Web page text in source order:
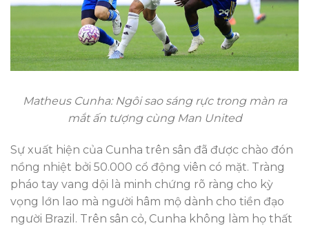
Matheus Cunha: Ngôi sao sáng rực trong màn ra
mắt ấn tượng cùng Man United
Sự xuất hiện của Cunha trên sân đã được chào đón
nồng nhiệt bởi 50.000 cổ động viên có mặt. Tràng
pháo tay vang dội là minh chứng rõ ràng cho kỳ
vọng lớn lao mà người hâm mộ dành cho tiền đạo
người Brazil. Trên sân cỏ, Cunha không làm họ thất